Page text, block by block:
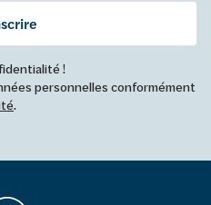
!
personnelles conformément
.